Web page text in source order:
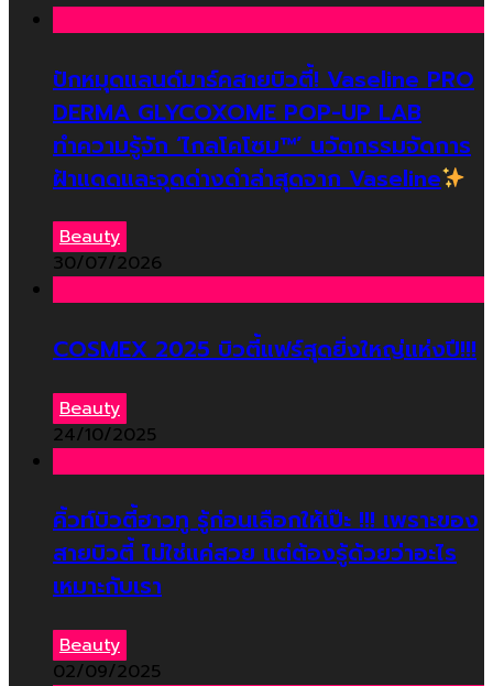
ปักหมุดแลนด์มาร์คสายบิวตี้! Vaseline PRO
DERMA GLYCOXOME POP-UP LAB
ทำความรู้จัก ‘ไกลโคโซม™’ นวัตกรรมจัดการ
ฝ้าแดดและจุดด่างดำล่าสุดจาก Vaseline
Beauty
30/07/2026
COSMEX 2025 บิวตี้แฟร์สุดยิ่งใหญ่แห่งปี!!!
Beauty
24/10/2025
คิ้วท์บิวตี้ฮาวทู รู้ก่อนเลือกให้เป๊ะ !!! เพราะของ
สายบิวตี้ ไม่ใช่แค่สวย แต่ต้องรู้ด้วยว่าอะไร
เหมาะกับเรา
Beauty
02/09/2025